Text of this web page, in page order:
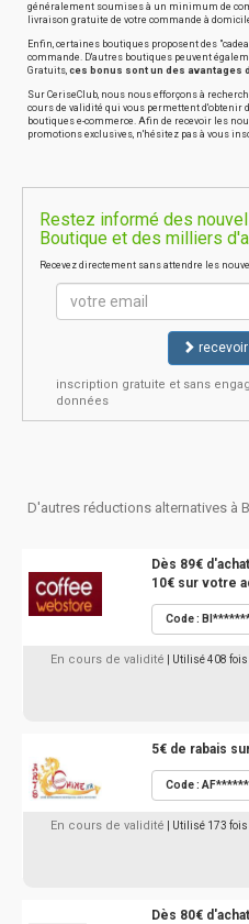
généralement soumises à un minimum de
livraison gratuite de votre commande à
Enfin, certaines boutiques proposent des
commande. D'autres boutiques peuvent
Gratuits, ces bonus sont un des avantages
Sur CeriseClub, nous nous efforçons à
cours de validité qui vous permettent d'obtenir
boutiques e-commerce. Afin de recevoir les
promotions exclusives, n'hésitez pas à vous
Restez informé des
Boutique et des milliers
Recevez directement sans attendre les
inscription gratuite et sans
données
D'autres réductions alternatives à
Dès 89€
10€ sur votre
Code :
En cours de validité | Utilisé 408 fois
5€ de rabais
Code :
En cours de validité | Utilisé 173 fois
Dès 80€